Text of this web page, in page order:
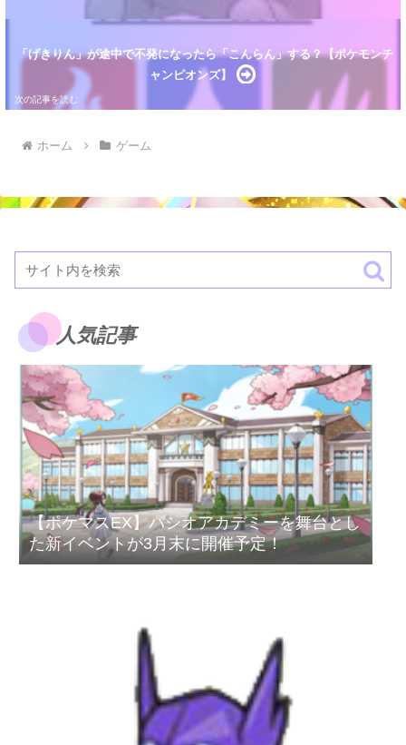
「げきりん」が途中で不発になったら「こんらん」する？【ポケモンチ
ャンピオンズ】
ホーム ゲーム
人気記事
【ポケマスEX】パシオアカデミーを舞台とし
た新イベントが3月末に開催予定！